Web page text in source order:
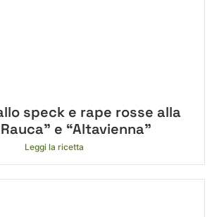
speck e rape rosse alla
e “Altavienna”
Leggi la ricetta